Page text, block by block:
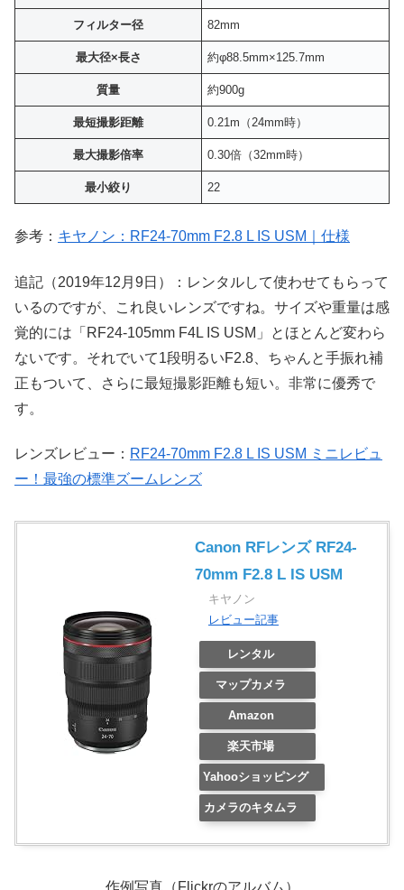
フィルター径 82mm
最大径×長さ 約φ88.5mm×125.7mm
質量 約900g
最短撮影距離 0.21m（24mm時）
最大撮影倍率 0.30倍（32mm時）
最小絞り 22
参考： キヤノン：RF24-70mm F2.8 L IS USM｜仕様
追記（2019年12月9日）：レンタルして使わせてもらって
いるのですが、これ良いレンズですね。サイズや重量は感
覚的には「RF24-105mm F4L IS USM」とほとんど変わら
ないです。それでいて1段明るいF2.8、ちゃんと手振れ補
正もついて、さらに最短撮影距離も短い。非常に優秀で
す。
レンズレビュー： RF24-70mm F2.8 L IS USM ミニレビュ
ー！最強の標準ズームレンズ
Canon RFレンズ RF24-
70mm F2.8 L IS USM
キヤノン
レビュー記事
レンタル
マップカメラ
Amazon
楽天市場
Yahooショッピング
カメラのキタムラ
作例写真（Flickrのアルバム）